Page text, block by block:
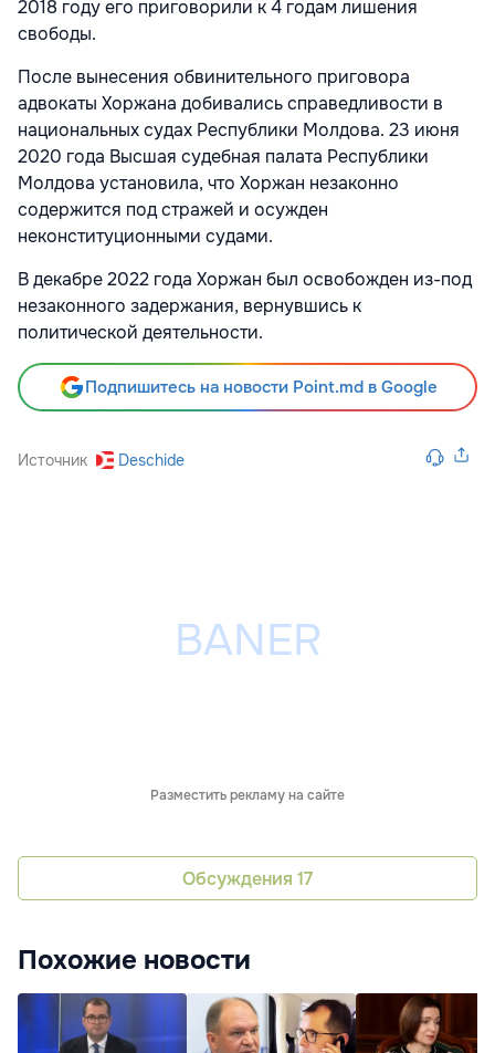
2018 году его приговорили к 4 годам лишения
свободы.
После вынесения обвинительного приговора
адвокаты Хоржана добивались справедливости в
национальных судах Республики Молдова. 23 июня
2020 года Высшая судебная палата Республики
Молдова установила, что Хоржан незаконно
содержится под стражей и осужден
неконституционными судами.
В декабре 2022 года Хоржан был освобожден из-под
незаконного задержания, вернувшись к
политической деятельности.
Подпишитесь на новости Point.md в Google
Источник Deschide
Разместить рекламу на сайте
Обсуждения 17
Похожие новости